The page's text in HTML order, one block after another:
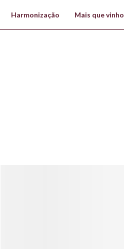
Harmonização Mais que vinho